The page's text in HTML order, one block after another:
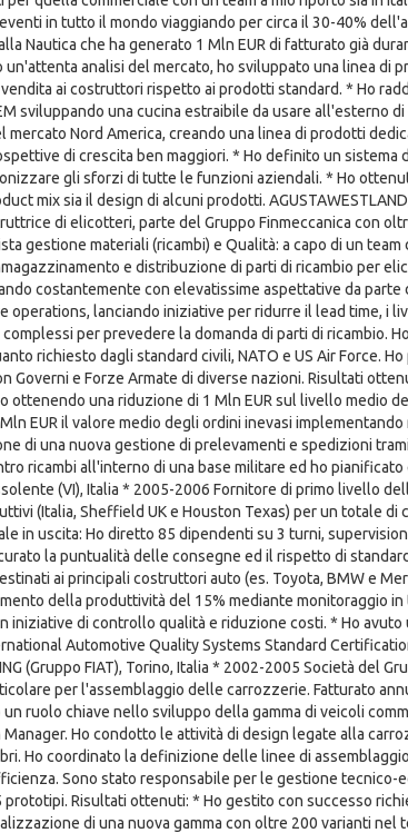
in tutto il mondo viaggiando per circa il 30-40%
Nautica che ha generato 1 Mln EUR di fatturato già
analisi del mercato, ho sviluppato una linea di
ai costruttori rispetto ai prodotti standard. * Ho
sviluppando una cucina estraibile da usare all'esterno
Nord America, creando una linea di prodotti
di crescita ben maggiori. * Ho definito un
gli sforzi di tutte le funzioni aziendali. * Ho
mix sia il design di alcuni prodotti.
di elicotteri, parte del Gruppo Finmeccanica con
gestione materiali (ricambi) e Qualità: a capo di un
e distribuzione di parti di ricambio per
costantemente con elevatissime aspettative da
operations, lanciando iniziative per ridurre il lead time, i
per prevedere la domanda di parti di ricambio.
richiesto dagli standard civili, NATO e US Air Force.
Governi e Forze Armate di diverse nazioni. Risultati
ottenendo una riduzione di 1 Mln EUR sul livello medio
EUR il valore medio degli ordini inevasi
di una nuova gestione di prelevamenti e spedizioni
ricambi all'interno di una base militare ed ho
(VI), Italia * 2005-2006 Fornitore di primo livello
(Italia, Sheffield UK e Houston Texas) per un totale
in uscita: Ho diretto 85 dipendenti su 3 turni,
la puntualità delle consegne ed il rispetto di
ai principali costruttori auto (es. Toyota, BMW e
della produttività del 15% mediante monitoraggio
iniziative di controllo qualità e riduzione costi. * Ho
Automotive Quality Systems Standard
(Gruppo FIAT), Torino, Italia * 2002-2005 Società del
per l'assemblaggio delle carrozzerie. Fatturato
un ruolo chiave nello sviluppo della gamma di veicoli
Manager. Ho condotto le attività di design legate alla
Ho coordinato la definizione delle linee di
Sono stato responsabile per le gestione tecnico-
Risultati ottenuti: * Ho gestito con successo
di una nuova gamma con oltre 200 varianti nel